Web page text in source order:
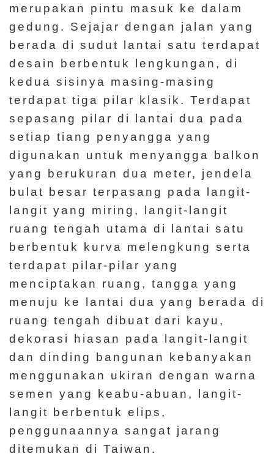
g
K
a
m
i
H
a
l
a
m
a
n
U
t
a
m
P
e
t
a
S
i
t
merupakan pintu masuk ke dalam
gedung. Sejajar dengan jalan yang
berada di sudut lantai satu terdapat
desain berbentuk lengkungan, di
kedua sisinya masing-masing
terdapat tiga pilar klasik. Terdapat
sepasang pilar di lantai dua pada
setiap tiang penyangga yang
digunakan untuk menyangga balkon
yang berukuran dua meter, jendela
bulat besar terpasang pada langit-
langit yang miring, langit-langit
ruang tengah utama di lantai satu
berbentuk kurva melengkung serta
terdapat pilar-pilar yang
menciptakan ruang, tangga yang
menuju ke lantai dua yang berada di
ruang tengah dibuat dari kayu,
dekorasi hiasan pada langit-langit
dan dinding bangunan kebanyakan
menggunakan ukiran dengan warna
semen yang keabu-abuan, langit-
langit berbentuk elips,
penggunaannya sangat jarang
ditemukan di Taiwan.